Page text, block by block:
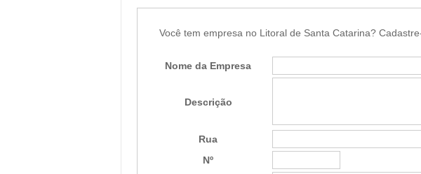
Você tem empresa no Litoral de Santa Catarina?
Nome da Empresa
Descrição
Rua
Nº